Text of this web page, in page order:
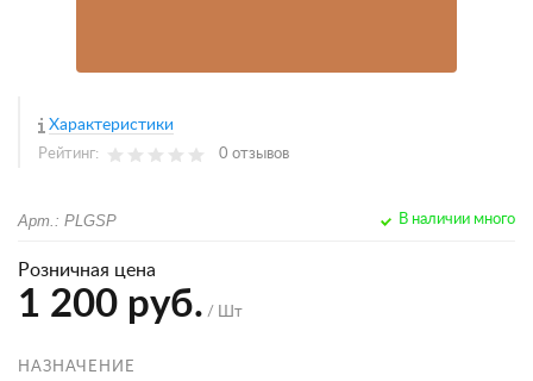
Характеристики
Рейтинг: 0 отзывов
Арт.: PLGSP В наличии много
Розничная цена
1 200 руб. / Шт
НАЗНАЧЕНИЕ